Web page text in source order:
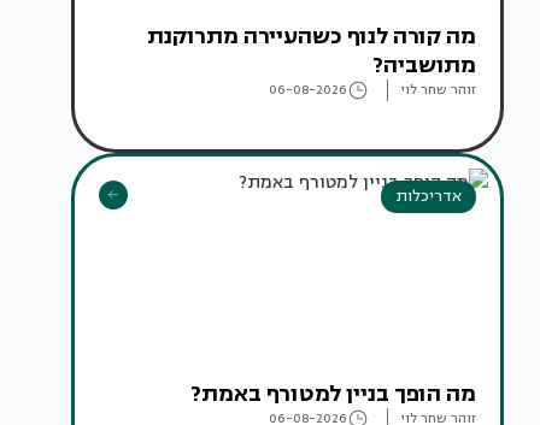
מה קורה לנוף כשהעיירה מתרוקנת
מתושביה?
זוהר שחר לוי 06-08-2026
אדריכלות
מה הופך בניין למטורף באמת?
זוהר שחר לוי 06-08-2026